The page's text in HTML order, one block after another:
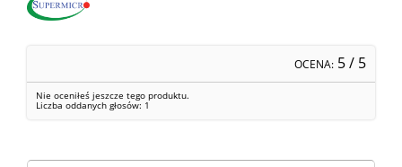
OCENA: 5/ 5
Nie oceniłeś jeszcze tego produktu.
Liczba oddanych głosów: 1